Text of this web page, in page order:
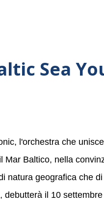
Sea
l'orchestra che
Mar Baltico, nella
natura geografica che di
il 10